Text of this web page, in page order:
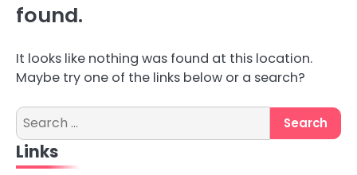
found.
It looks like nothing was found at this location.
Maybe try one of the links below or a search?
Search
for:
Links